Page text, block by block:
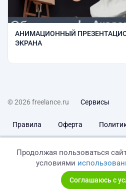
АНИМАЦИОННЫЙ
ЭКРАНА
© 2026 freelance.ru Сервисы
Правила Оферта
Продолжая пользоваться
условиями
Соглашаюсь с